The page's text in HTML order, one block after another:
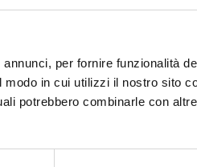
per fornire funzionalità
in cui utilizzi il nostro sito
potrebbero combinarle con
PREVENTIVO